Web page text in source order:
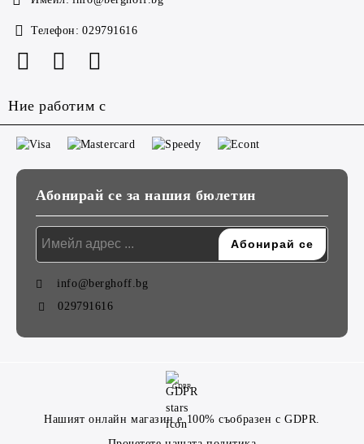
Телефон: 029791616
Ние работим с
Абонирай се за нашия бюлетин
info@berghoff.bg
029791616
GDPR
Нашият онлайн магазин е 100% съобразен с GDPR.